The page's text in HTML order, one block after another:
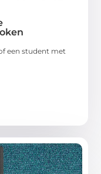
een student met